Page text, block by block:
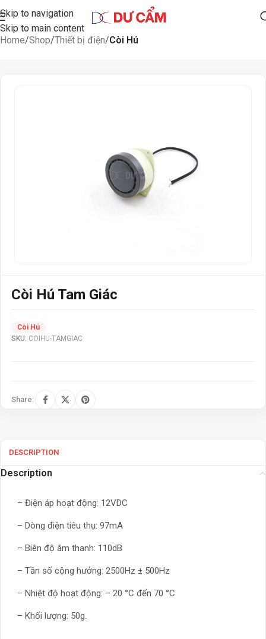
Skip to navigation
Skip to main content
Home Shop Thiết bị điện Còi Hú
Còi Hú Tam Giác
SKU: COIHU-TAMGIAC
Còi Hú
Share:
DESCRIPTION
Description
– Điện áp hoạt động: 12VDC
– Dòng điện tiêu thụ: 97mA
– Biên độ âm thanh: 110dB
– Tần số cộng hưởng: 2500Hz ± 500Hz
– Nhiệt độ hoạt động: – 20 °C đến 70 °C
– Khối lượng: 50g.